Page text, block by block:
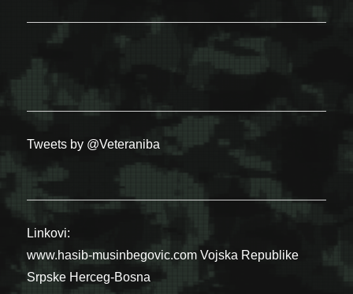
Tweets by @Veteraniba
Linkovi:
www.hasib-musinbegovic.com Vojska Republike
Srpske Herceg-Bosna